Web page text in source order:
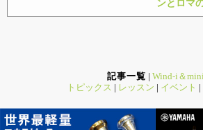
ンとロマ
記事一覧 | Wind-i＆mini
トピックス | レッスン | イベント |